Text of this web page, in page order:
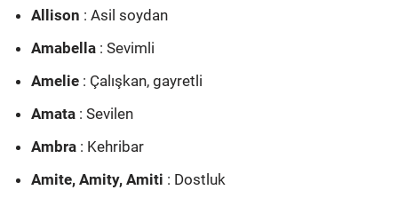
Allison : Asil soydan
Amabella : Sevimli
Amelie : Çalışkan, gayretli
Amata : Sevilen
Ambra : Kehribar
Amite, Amity, Amiti : Dostluk